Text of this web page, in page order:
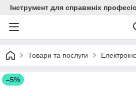
Інструмент для справжніх
Товари та послуги
–5%